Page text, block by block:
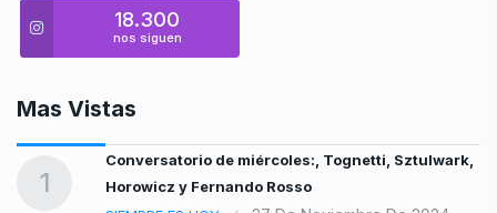
18.300
nos siguen
Mas Vistas
1
Conversatorio de miércoles:, Tognetti, Sztulwark,
Horowicz y Fernando Rosso